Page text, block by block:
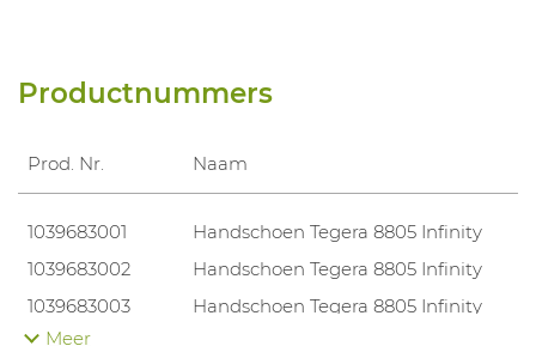
Productnummers
Prod. Nr. Naam
1039683001
Handschoen Tegera 8805 Infinity
1039683002
Handschoen Tegera 8805 Infinity
1039683003
Handschoen Tegera 8805 Infinity
Meer